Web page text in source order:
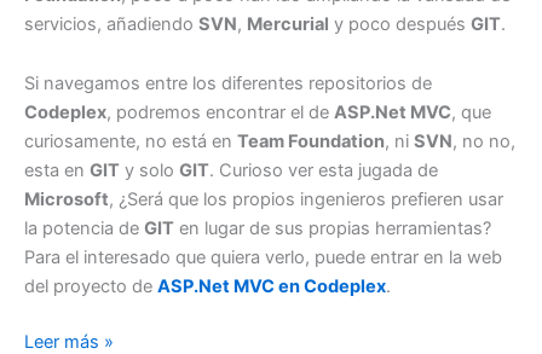
servicios, añadiendo SVN, Mercurial y poco después GIT.
Si navegamos entre los diferentes repositorios de
Codeplex, podremos encontrar el de ASP.Net MVC, que
curiosamente, no está en Team Foundation, ni SVN, no no,
esta en GIT y solo GIT. Curioso ver esta jugada de
Microsoft, ¿Será que los propios ingenieros prefieren usar
la potencia de GIT en lugar de sus propias herramientas?
Para el interesado que quiera verlo, puede entrar en la web
del proyecto de ASP.Net MVC en Codeplex.
Microsoft
Leer más »